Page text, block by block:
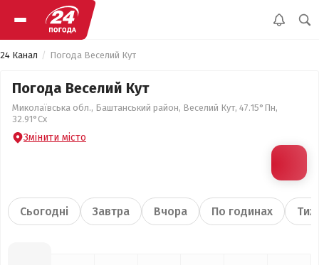
24 Канал Погода Веселий Кут
Погода Веселий Кут
Миколаївська обл., Баштанський район, Веселий Кут, 47.15°Пн,
32.91°Сх
Змінити місто
Сьогодні Завтра Вчора По годинах